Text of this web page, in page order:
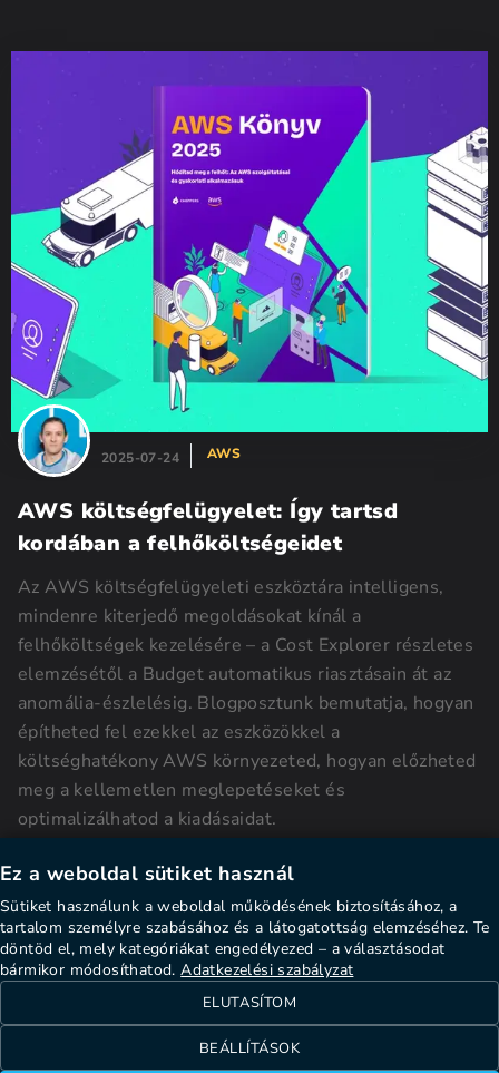
2025-07-24 AWS
AWS költségfelügyelet: Így tartsd
kordában a felhőköltségeidet
Az AWS költségfelügyeleti eszköztára intelligens,
mindenre kiterjedő megoldásokat kínál a
felhőköltségek kezelésére – a Cost Explorer részletes
elemzésétől a Budget automatikus riasztásain át az
anomália-észlelésig. Blogposztunk bemutatja, hogyan
építheted fel ezekkel az eszközökkel a
költséghatékony AWS környezeted, hogyan előzheted
meg a kellemetlen meglepetéseket és
optimalizálhatod a kiadásaidat.
Ez a weboldal sütiket használ
Sütiket használunk a weboldal működésének biztosításához, a
tartalom személyre szabásához és a látogatottság elemzéséhez. Te
döntöd el, mely kategóriákat engedélyezed – a választásodat
bármikor módosíthatod. Adatkezelési szabályzat
ELUTASÍTOM
BEÁLLÍTÁSOK